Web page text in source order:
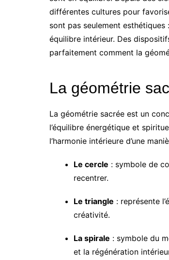
différentes cultures pour
sont pas seulement
équilibre intérieur. Des
parfaitement comment la
La géométrie
La géométrie sacrée est un
l’équilibre énergétique et
l’harmonie intérieure d’une
Le cercle : symbole de
recentrer.
Le triangle : représente
créativité.
La spirale : symbole du
et la régénération